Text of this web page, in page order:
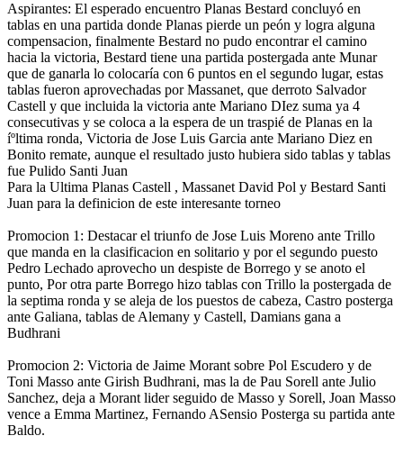
Aspirantes: El esperado encuentro Planas Bestard concluyó en
tablas en una partida donde Planas pierde un peón y logra alguna
compensacion, finalmente Bestard no pudo encontrar el camino
hacia la victoria, Bestard tiene una partida postergada ante Munar
que de ganarla lo colocarí­a con 6 puntos en el segundo lugar, estas
tablas fueron aprovechadas por Massanet, que derroto Salvador
Castell y que incluida la victoria ante Mariano DIez suma ya 4
consecutivas y se coloca a la espera de un traspié de Planas en la
íºltima ronda, Victoria de Jose Luis Garcia ante Mariano Diez en
Bonito remate, aunque el resultado justo hubiera sido tablas y tablas
fue Pulido Santi Juan
Para la Ultima Planas Castell , Massanet David Pol y Bestard Santi
Juan para la definicion de este interesante torneo
Promocion 1: Destacar el triunfo de Jose Luis Moreno ante Trillo
que manda en la clasificacion en solitario y por el segundo puesto
Pedro Lechado aprovecho un despiste de Borrego y se anoto el
punto, Por otra parte Borrego hizo tablas con Trillo la postergada de
la septima ronda y se aleja de los puestos de cabeza, Castro posterga
ante Galiana, tablas de Alemany y Castell, Damians gana a
Budhrani
Promocion 2: Victoria de Jaime Morant sobre Pol Escudero y de
Toni Masso ante Girish Budhrani, mas la de Pau Sorell ante Julio
Sanchez, deja a Morant lider seguido de Masso y Sorell, Joan Masso
vence a Emma Martinez, Fernando ASensio Posterga su partida ante
Baldo.